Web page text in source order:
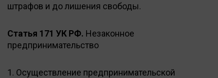
штрафов и до лишения свободы.
Статья 171 УК РФ. Незаконное
предпринимательство
1. Осуществление предпринимательской